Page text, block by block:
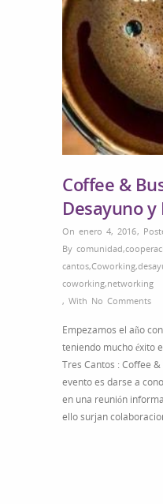
Coffee &
Desayuno
On enero 4, 2016,
By comunidad,
cantos,Coworking,
coworking,networking
, With No Comments
Empezamos el año
teniendo mucho éxito
Tres Cantos : Coffee
evento es darse a
en una reunión
ello surjan